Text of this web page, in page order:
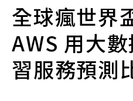
全球瘋世界
AWS 用大
習服務預測